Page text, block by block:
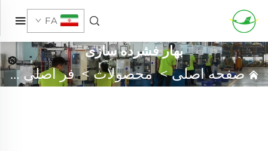
FA
بهار فشرده سازی
صفحه اصلی>محصولات>فر اصلی سفارشی